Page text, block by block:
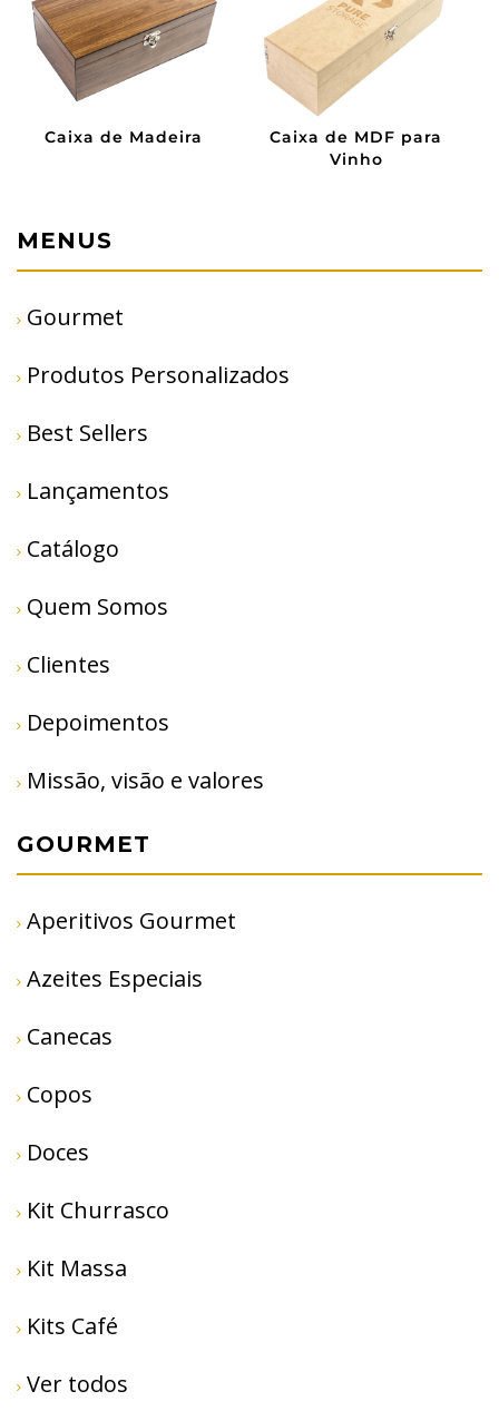
Caixa de MDF Sacola de Algodão
MENUS
Gourmet
Produtos Personalizados
Best Sellers
Lançamentos
Catálogo
Quem Somos
Clientes
Depoimentos
Missão, visão e valores
GOURMET
Aperitivos Gourmet
Azeites Especiais
Canecas
Copos
Doces
Kit Churrasco
Kit Massa
Kits Café
Ver todos